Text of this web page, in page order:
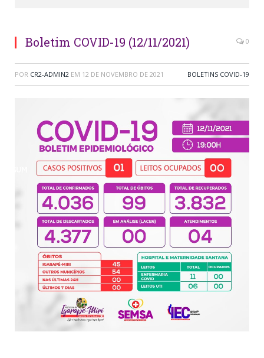
Boletim COVID-19 (12/11/2021) 0
POR CR2-ADMIN2 EM 12 DE NOVEMBRO DE 2021 BOLETINS COVID-19